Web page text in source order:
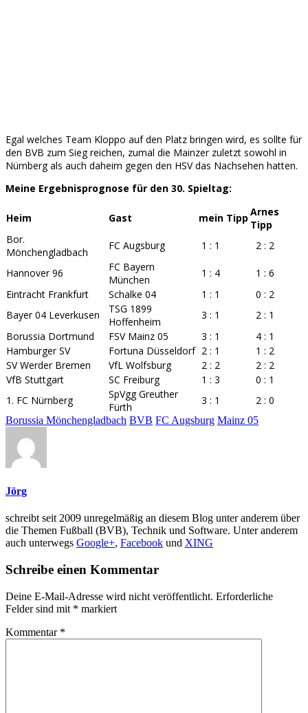
Egal welches Team Kloppo auf den Platz bringen wird, es sollte für
den BVB zum Sieg reichen, zumal die Mainzer zuletzt sowohl in
Nürnberg als auch daheim gegen den HSV das Nachsehen hatten.
Meine Ergebnisprognose für den 30. Spieltag:
Heim Gast mein Tipp Arnes
Tipp
Bor.
Mönchengladbach
FC Augsburg 1 : 1 2 : 2
Hannover 96
FC Bayern
München
1 : 4
1 : 6
Eintracht Frankfurt
Schalke 04 1 : 1
0 : 2
Bayer 04 Leverkusen
TSG 1899
Hoffenheim
3 : 1
2 : 1
Borussia Dortmund
FSV Mainz 05 3 : 1
4 : 1
Hamburger SV
Fortuna Düsseldorf 2 : 1
1 : 2
SV Werder Bremen
VfL Wolfsburg 2 : 2
2 : 2
VfB Stuttgart
SC Freiburg 1 : 3
0 : 1
1. FC Nürnberg
SpVgg Greuther
Fürth
3 : 1 2 : 0
Borussia Mönchengladbach BVB FC Augsburg Mainz 05
Jörg
schreibt seit 2009 unregelmäßig an diesem Blog unter anderem über
die Themen Fußball (BVB), Technik und Software. Unter anderem
auch unterwegs Google+, Facebook und XING
Schreibe einen Kommentar
Deine E-Mail-Adresse wird nicht veröffentlicht. Erforderliche
Felder sind mit * markiert
Kommentar *